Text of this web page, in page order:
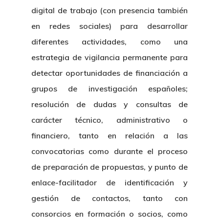
digital de trabajo (con presencia también
en redes sociales) para desarrollar
diferentes actividades, como una
estrategia de vigilancia permanente para
detectar oportunidades de financiación a
grupos de investigación españoles;
resolución de dudas y consultas de
carácter técnico, administrativo o
financiero, tanto en relación a las
convocatorias como durante el proceso
de preparación de propuestas, y punto de
enlace-facilitador de identificación y
gestión de contactos, tanto con
consorcios en formación o socios, como